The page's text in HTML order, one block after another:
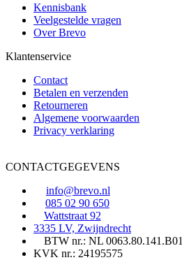
Kennisbank
Veelgestelde vragen
Over Brevo
Klantenservice
Contact
Betalen en verzenden
Retourneren
Algemene voorwaarden
Privacy verklaring
CONTACTGEGEVENS
info@brevo.nl
085 02 90 650
Wattstraat 92
3335 LV, Zwijndrecht
BTW nr.: NL 0063.80.141.B01
KVK nr.: 24195575